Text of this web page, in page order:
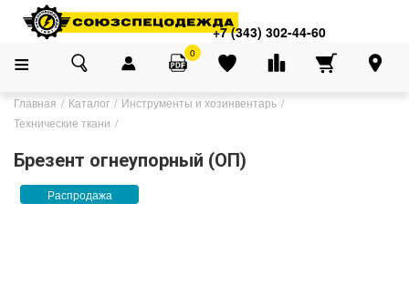
+7 (343) 302-44-60
0
Главная Каталог
Инструменты и хозинвентарь
Технические ткани
Брезент огнеупорный (ОП)
Распродажа